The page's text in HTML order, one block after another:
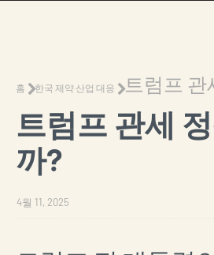
홈 한국 제약 산업 대응 트럼프 관
트럼프 관세
까?
4월 11, 2025